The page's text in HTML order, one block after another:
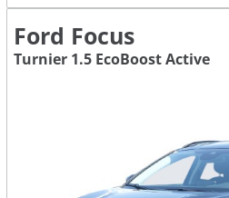
Ford Focus
Turnier 1.5 EcoBoost Active